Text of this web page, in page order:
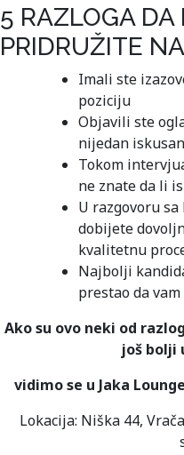
5 RAZLOGA DA
PRIDRUŽITE
Imali ste
poziciju
Objavili ste
nijedan
Tokom
ne znate da li
U razgovoru
dobijete
kvalitetnu
Najbolji
prestao da
Ako su ovo neki od
još bolji
vidimo se u Jaka Lounge
Lokacija: Niška 44,